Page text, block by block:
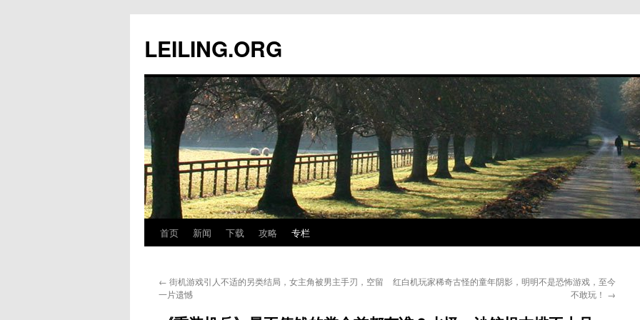
文
LEILING.ORG
首页 新闻 下载 攻略 专栏
← 街机游戏引人不适的另类结局，女主角被男主手刃，空留
一片遗憾
红白机玩家稀奇古怪的童年阴影，明明不是恐怖游戏，至今
不敢玩！ →